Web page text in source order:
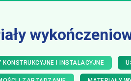
KONSTRUKCYJNE I INSTALACYJNE